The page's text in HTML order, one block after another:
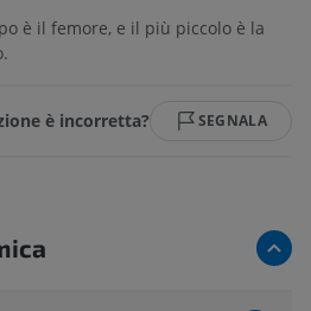
è il femore, e il più piccolo è la
è incorretta? SEGNALA